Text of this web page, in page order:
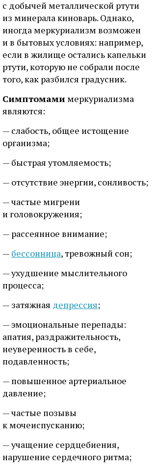
с добычей металлической ртути
из минерала киноварь. Однако,
иногда меркуриализм возможен
и в бытовых условиях: например,
если в жилище остались капельки
ртути, которую не собрали после
того, как разбился градусник.
Симптомами меркуриализма
являются:
— слабость, общее истощение
организма;
— быстрая утомляемость;
— отсутствие энергии, сонливость;
— частые мигрени
и головокружения;
— рассеянное внимание;
— бессонница, тревожный сон;
— ухудшение мыслительного
процесса;
— затяжная депрессия;
— эмоциональные перепады:
апатия, раздражительность,
неуверенность в себе,
подавленность;
— повышенное артериальное
давление;
— частые позывы
к мочеиспусканию;
— учащение сердцебиения,
нарушение сердечного ритма;